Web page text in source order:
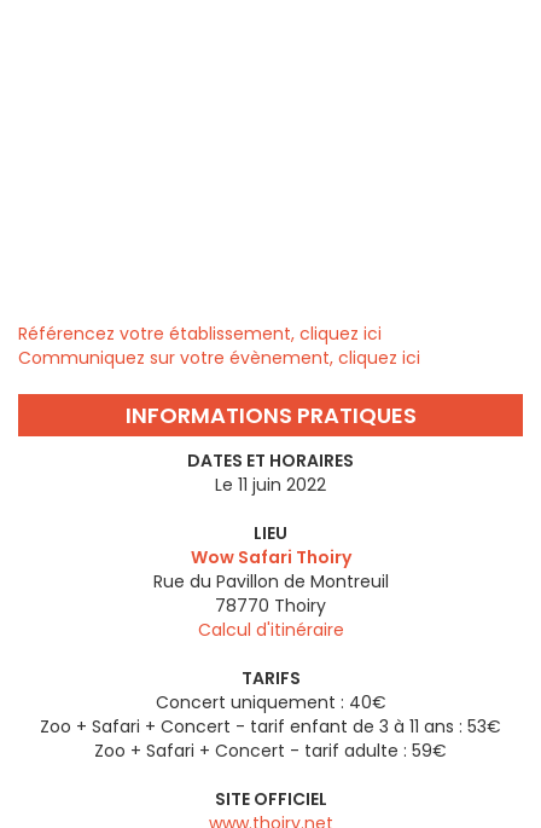
Référencez votre établissement, cliquez ici
Communiquez sur votre évènement, cliquez ici
INFORMATIONS PRATIQUES
DATES ET HORAIRES
Le 11 juin 2022
LIEU
Wow Safari Thoiry
Rue du Pavillon de Montreuil
78770 Thoiry
Calcul d'itinéraire
TARIFS
Concert uniquement : 40€
Zoo + Safari + Concert - tarif enfant de 3 à 11 ans : 53€
Zoo + Safari + Concert - tarif adulte : 59€
SITE OFFICIEL